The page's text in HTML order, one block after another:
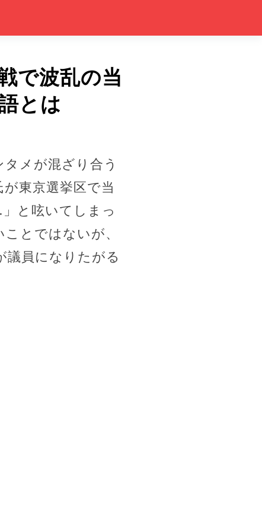
で波乱の当
とは
メが混ざり合う
東京選挙区で当
と呟いてしまっ
とではないが、
議員になりたがる